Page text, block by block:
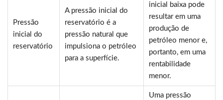
Pressão
inicial do
reservatório
A pressão inicial do
reservatório é a
pressão natural que
impulsiona o petróleo
para a superfície.
inicial baixa pode
resultar em uma
produção de
petróleo menor e,
portanto, em uma
rentabilidade
menor.
Uma pressão